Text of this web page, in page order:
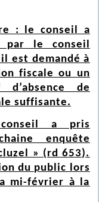
: le conseil a
par le conseil
est demandé à
fiscale ou un
de
suffisante.
a pris
enquête
» (rd 653).
du public lors
mi-février à la